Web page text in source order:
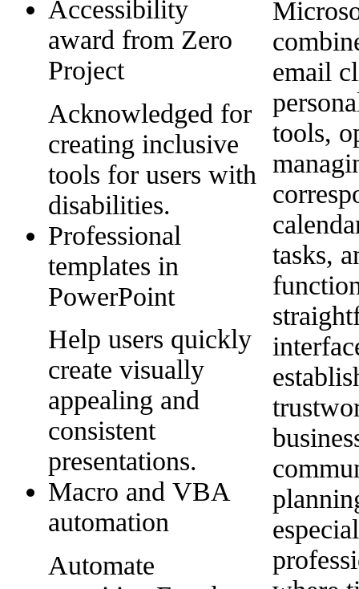
Accessibility
award from Zero
Project
Acknowledged for
creating inclusive
tools for users with
disabilities.
Professional
templates in
PowerPoint
Help users quickly
create visually
appealing and
consistent
presentations.
Macro and VBA
automation
Automate
email
tools,
tasks,